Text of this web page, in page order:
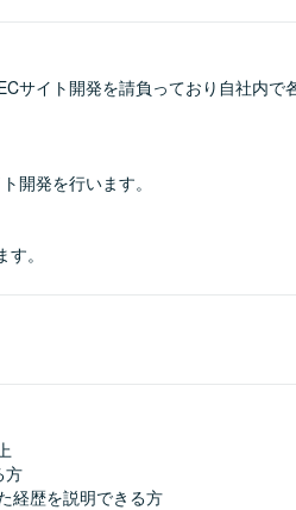
サイト開発を請負っており自社内で
開発を行います。
。
方
経歴を説明できる方